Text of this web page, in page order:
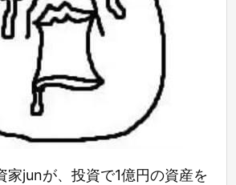
家junが、投資で1億円の資産を